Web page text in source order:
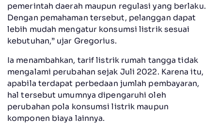
pemerintah daerah maupun regulasi yang berlaku.
Dengan pemahaman tersebut, pelanggan dapat
lebih mudah mengatur konsumsi listrik sesuai
kebutuhan,” ujar Gregorius.
Ia menambahkan, tarif listrik rumah tangga tidak
mengalami perubahan sejak Juli 2022. Karena itu,
apabila terdapat perbedaan jumlah pembayaran,
hal tersebut umumnya dipengaruhi oleh
perubahan pola konsumsi listrik maupun
komponen biaya lainnya.